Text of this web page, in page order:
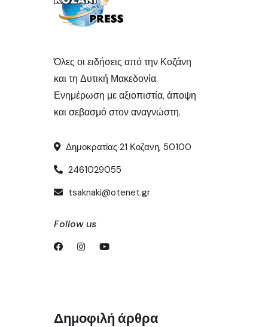
Όλες οι ειδήσεις από την Κοζάνη
και τη Δυτική Μακεδονία.
Ενημέρωση με αξιοπιστία, άποψη
και σεβασμό στον αναγνώστη.
Δημοκρατίας 21 Κοζανη, 50100
2461029055
tsaknaki@otenet.gr
Follow us
Δημοφιλή άρθρα